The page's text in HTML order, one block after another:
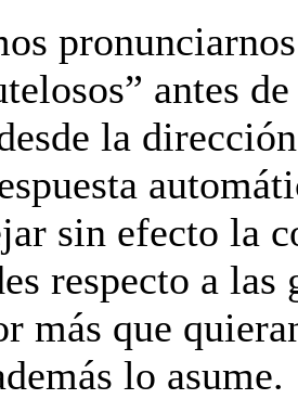
antes
la
sin efecto la
respecto a las
más que
lo asume.